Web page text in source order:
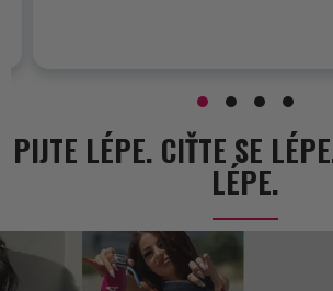
PIJTE LÉPE. CIŤTE SE
LÉPE.